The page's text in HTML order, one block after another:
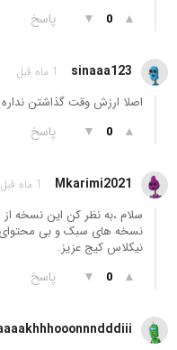
▲
0
▼ پاسخ
sinaaa123 1 ماه قبل
اصلا ارزش وقت گذاشتن نداره
▲
0
▼ پاسخ
Mkarimi2021 1 ماه قبل
سلام ،به نظر کن این نسخه از
نسخه های سبک و بی
نیکلاس کیج عزیز.
▲
0
▼ پاسخ